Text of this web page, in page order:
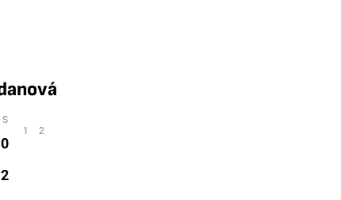
0
2